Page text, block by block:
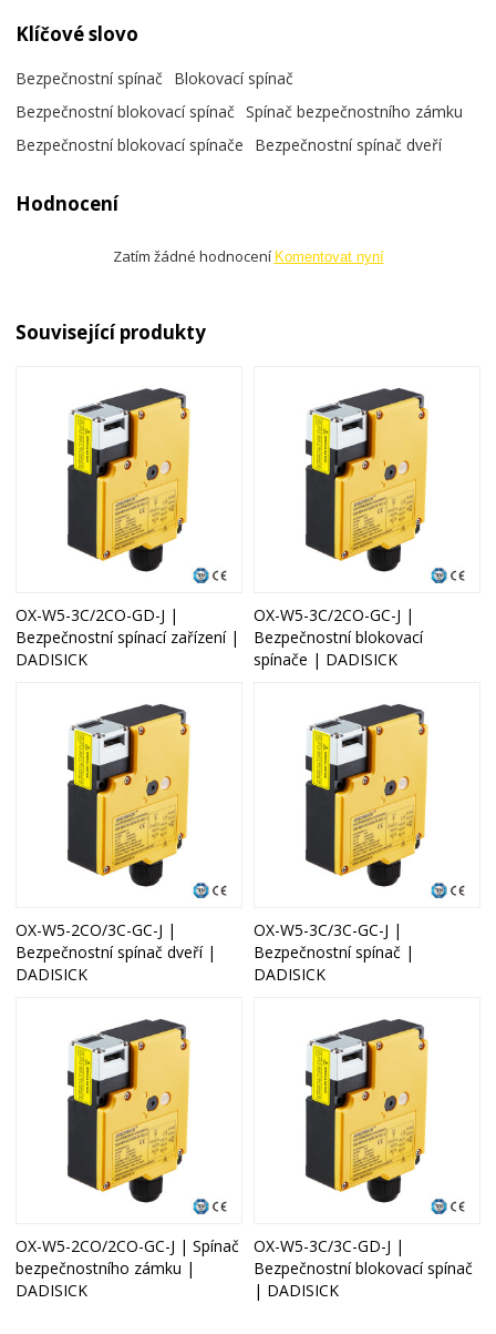
Klíčové slovo
Bezpečnostní spínač
Blokovací spínač
Bezpečnostní blokovací spínač
Spínač bezpečnostního zámku
Bezpečnostní blokovací spínače
Bezpečnostní spínač dveří
Hodnocení
Zatím žádné hodnocení Komentovat nyní
Související produkty
OX-W5-3C/2CO-GD-J |
Bezpečnostní spínací zařízení |
DADISICK
OX-W5-3C/2CO-GC-J |
Bezpečnostní blokovací
spínače | DADISICK
OX-W5-2CO/3C-GC-J |
Bezpečnostní spínač dveří |
DADISICK
OX-W5-3C/3C-GC-J |
Bezpečnostní spínač |
DADISICK
OX-W5-2CO/2CO-GC-J | Spínač
bezpečnostního zámku |
DADISICK
OX-W5-3C/3C-GD-J |
Bezpečnostní blokovací spínač
| DADISICK